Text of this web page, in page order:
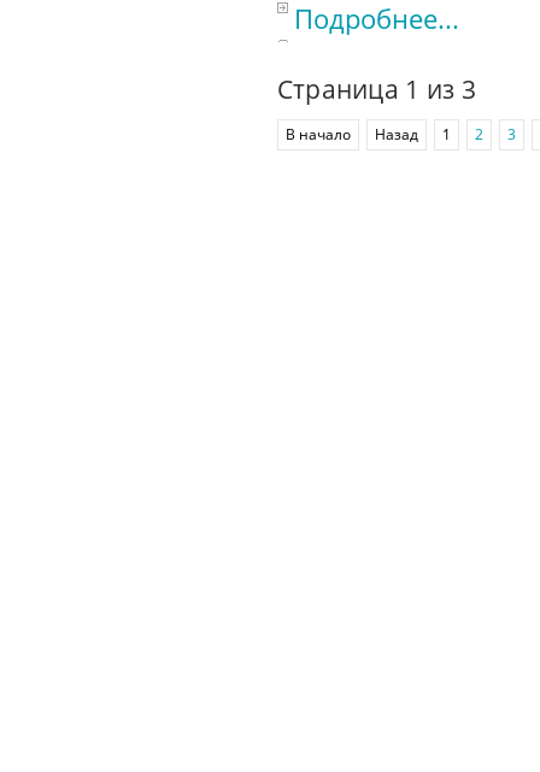
Подробнее...
Страница 1 из 3
В начало Назад 1 2 3